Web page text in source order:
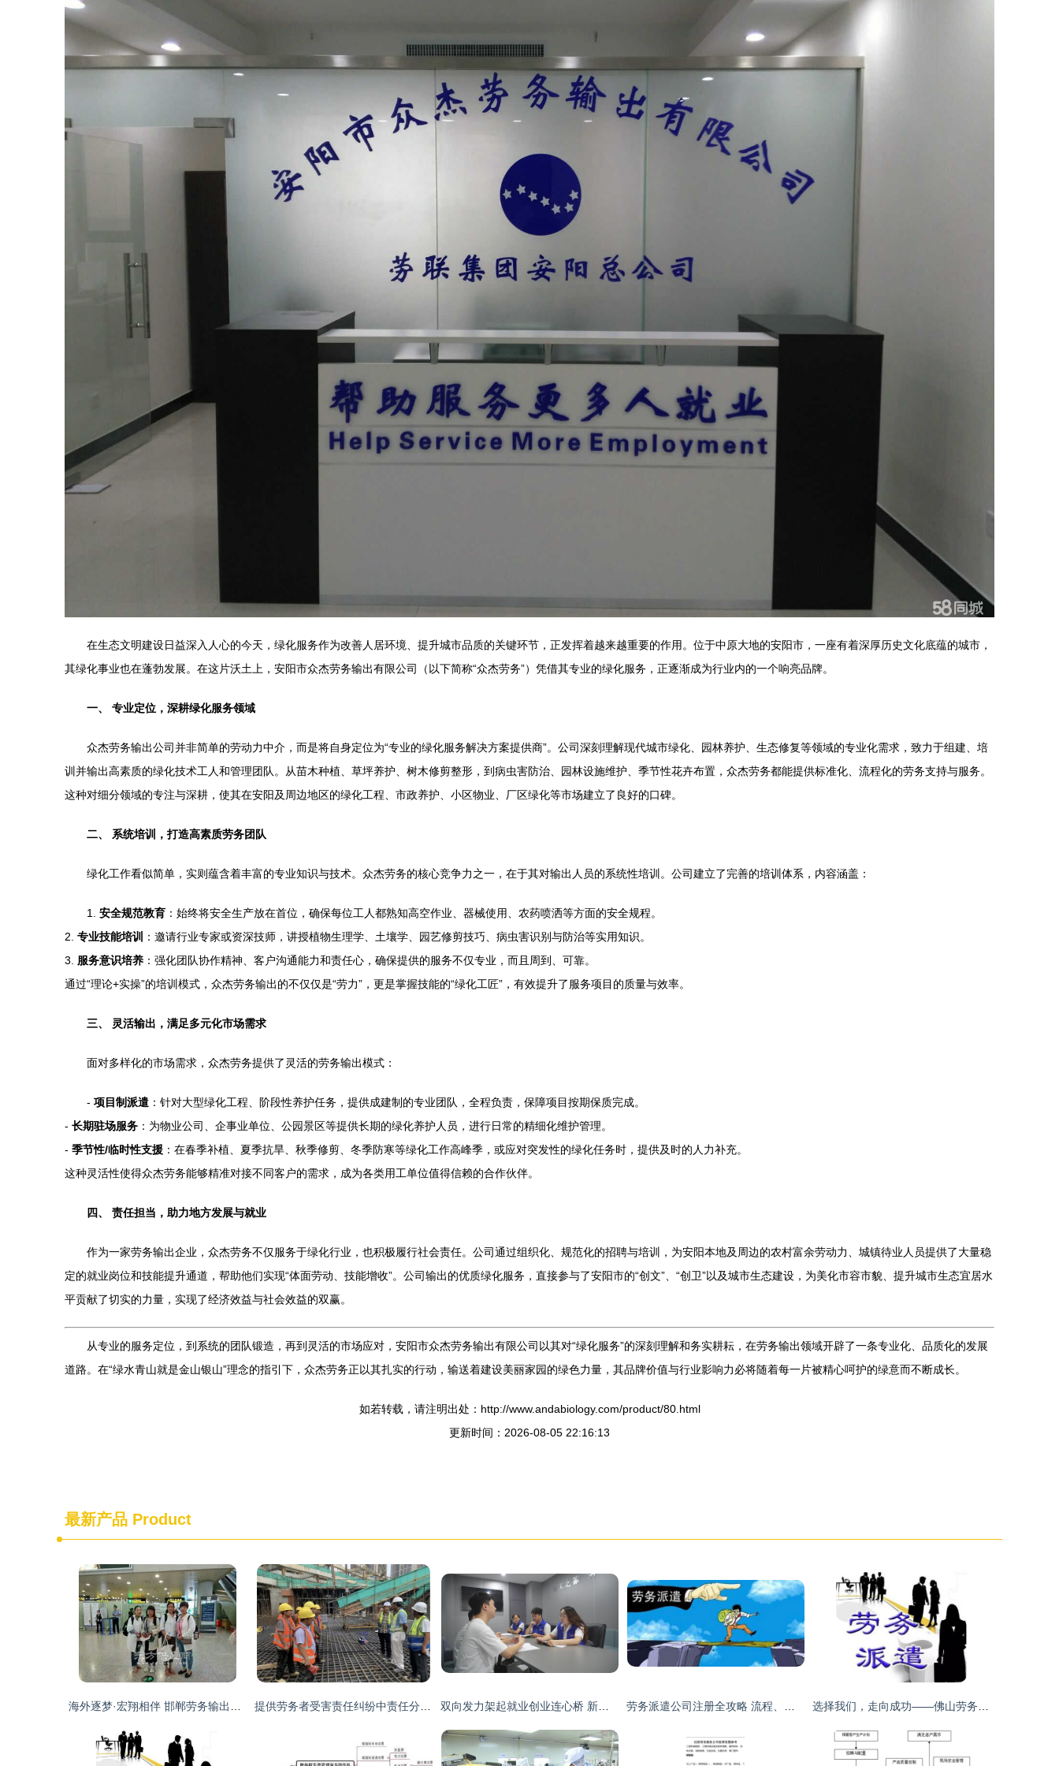
在生态文明建设日益深入人心的今天，绿化服务作为改善人居环境、提升城市品质的关键环节，正发挥着越来越重要的作用。位于中原大地的安阳市，一座有着深厚历史文化底蕴的城市，
其绿化事业也在蓬勃发展。在这片沃土上，安阳市众杰劳务输出有限公司（以下简称“众杰劳务”）凭借其专业的绿化服务，正逐渐成为行业内的一个响亮品牌。
一、 专业定位，深耕绿化服务领域
众杰劳务输出公司并非简单的劳动力中介，而是将自身定位为“专业的绿化服务解决方案提供商”。公司深刻理解现代城市绿化、园林养护、生态修复等领域的专业化需求，致力于组建、培
训并输出高素质的绿化技术工人和管理团队。从苗木种植、草坪养护、树木修剪整形，到病虫害防治、园林设施维护、季节性花卉布置，众杰劳务都能提供标准化、流程化的劳务支持与服务。
这种对细分领域的专注与深耕，使其在安阳及周边地区的绿化工程、市政养护、小区物业、厂区绿化等市场建立了良好的口碑。
二、 系统培训，打造高素质劳务团队
绿化工作看似简单，实则蕴含着丰富的专业知识与技术。众杰劳务的核心竞争力之一，在于其对输出人员的系统性培训。公司建立了完善的培训体系，内容涵盖：
1. 安全规范教育 ：始终将安全生产放在首位，确保每位工人都熟知高空作业、器械使用、农药喷洒等方面的安全规程。
2. 专业技能培训
：邀请行业专家或资深技师，讲授植物生理学、土壤学、园艺修剪技巧、病虫害识别与防治等实用知识。
3. 服务意识培养 ：强化团队协作精神、客户沟通能力和责任心，确保提供的服务不仅专业，而且周到、可靠。
通过“理论+实操”的培训模式，众杰劳务输出的不仅仅是“劳力”，更是掌握技能的“绿化工匠”，有效提升了服务项目的质量与效率。
三、 灵活输出，满足多元化市场需求
面对多样化的市场需求，众杰劳务提供了灵活的劳务输出模式：
- 项目制派遣 ：针对大型绿化工程、阶段性养护任务，提供成建制的专业团队，全程负责，保障项目按期保质完成。
- 长期驻场服务 ：为物业公司、企事业单位、公园景区等提供长期的绿化养护人员，进行日常的精细化维护管理。
- 季节性/临时性支援 ：在春季补植、夏季抗旱、秋季修剪、冬季防寒等绿化工作高峰季，或应对突发性的绿化任务时，提供及时的人力补充。
这种灵活性使得众杰劳务能够精准对接不同客户的需求，成为各类用工单位值得信赖的合作伙伴。
四、 责任担当，助力地方发展与就业
作为一家劳务输出企业，众杰劳务不仅服务于绿化行业，也积极履行社会责任。公司通过组织化、规范化的招聘与培训，为安阳本地及周边的农村富余劳动力、城镇待业人员提供了大量稳
定的就业岗位和技能提升通道，帮助他们实现“体面劳动、技能增收”。公司输出的优质绿化服务，直接参与了安阳市的“创文”、“创卫”以及城市生态建设，为美化市容市貌、提升城市生态宜居水
平贡献了切实的力量，实现了经济效益与社会效益的双赢。
从专业的服务定位，到系统的团队锻造，再到灵活的市场应对，安阳市众杰劳务输出有限公司以其对“绿化服务”的深刻理解和务实耕耘，在劳务输出领域开辟了一条专业化、品质化的发展
道路。在“绿水青山就是金山银山”理念的指引下，众杰劳务正以其扎实的行动，输送着建设美丽家园的绿色力量，其品牌价值与行业影响力必将随着每一片被精心呵护的绿意而不断成长。
如若转载，请注明出处：http://www.andabiology.com/product/80.html
更新时间：2026-08-05 22:16:13
最新产品 Product